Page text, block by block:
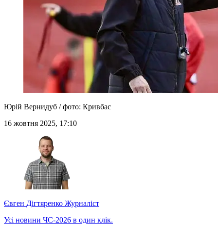
Юрій Вернидуб / фото: Кривбас
16 жовтня 2025, 17:10
Євген Дігтяренко Журналіст
Усі новини ЧС-2026 в один клік.